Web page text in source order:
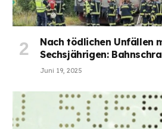
Nach tödlichen Unfällen
Sechsjährigen:
Juni 19, 2025